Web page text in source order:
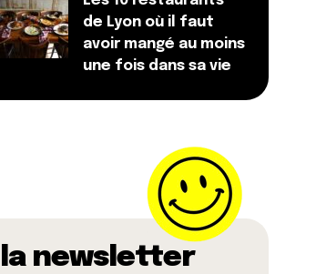
de Lyon où il faut
avoir mangé au moins
une fois dans sa vie
la newsletter